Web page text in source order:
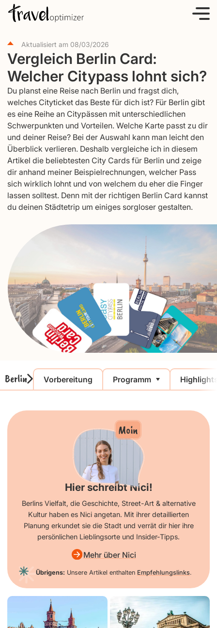
Aktualisiert am 08/03/2026
Vergleich Berlin Card:
Welcher Citypass lohnt sich?
Du planst eine Reise nach Berlin und fragst dich,
welches Cityticket das Beste für dich ist? Für Berlin gibt
es eine Reihe an Citypässen mit unterschiedlichen
Schwerpunkten und Vorteilen. Welche Karte passt zu dir
und deiner Reise? Bei der Auswahl kann man leicht den
Überblick verlieren. Deshalb vergleiche ich in diesem
Artikel die beliebtesten City Cards für Berlin und zeige
dir anhand meiner Beispielrechnungen, welcher Pass
sich wirklich lohnt und von welchem du eher die Finger
lassen solltest. Denn mit der richtigen Berlin Card kannst
du deinen Städtetrip um einiges sorgloser gestalten.
Berlin Vorbereitung Programm
Moin
Hier schreibt Nici!
Berlins Vielfalt, die Geschichte, Street-Art & alternative
Kultur haben es Nici angetan. Mit ihrer detaillierten
Planung erkundet sie die Stadt und verrät dir hier ihre
persönlichen Lieblingsorte und Insider-Tipps.
Mehr über Nici
Übrigens: Unsere Artikel enthalten Empfehlungslinks.